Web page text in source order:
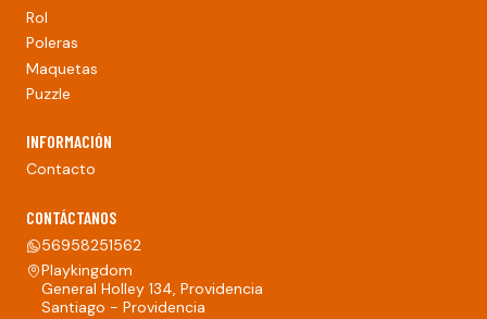
Rol
Poleras
Maquetas
Puzzle
INFORMACIÓN
Contacto
CONTÁCTANOS
56958251562
Playkingdom
General Holley 134, Providencia
Santiago - Providencia